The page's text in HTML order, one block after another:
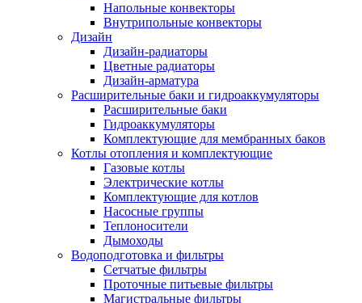
Напольные конвекторы
Внутрипольные конвекторы
Дизайн
Дизайн-радиаторы
Цветные радиаторы
Дизайн-арматура
Расширительные баки и гидроаккумуляторы
Расширительные баки
Гидроаккумуляторы
Комплектующие для мембранных баков
Котлы отопления и комплектующие
Газовые котлы
Электрические котлы
Комплектующие для котлов
Насосные группы
Теплоносители
Дымоходы
Водоподготовка и фильтры
Сетчатые фильтры
Проточные питьевые фильтры
Магистральные фильтры